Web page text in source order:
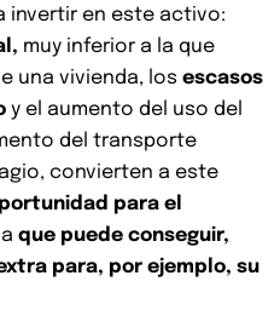
invertir en este activo:
muy inferior a la que
una vivienda, los escasos
y el aumento del uso del
del transporte
convierten a este
para el
que puede conseguir,
para, por ejemplo, su